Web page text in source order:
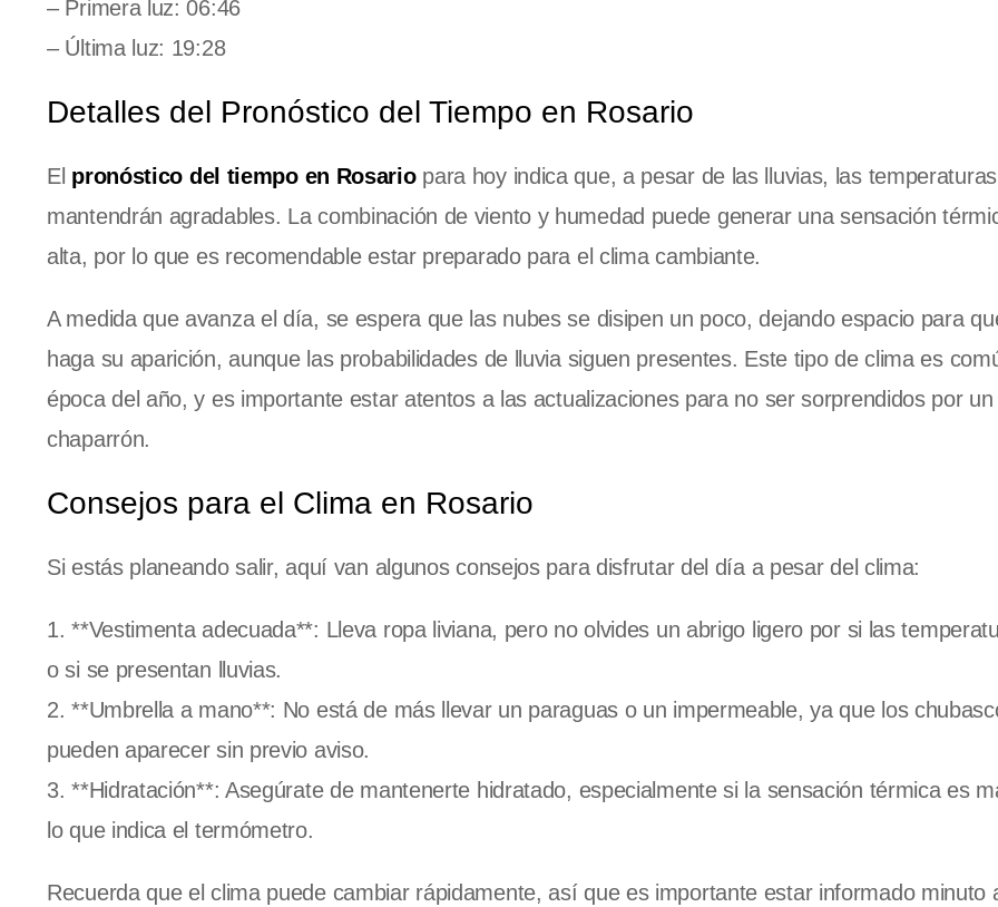
– Primera luz: 06:46
– Última luz: 19:28
Detalles del Pronóstico del Tiempo en Rosario
El pronóstico del tiempo en Rosariopara hoy indica que, a pesar de las lluvias, las
mantendrán agradables. La combinación de viento y humedad puede generar una sensación
alta, por lo que es recomendable estar preparado para el clima cambiante.
A medida que avanza el día, se espera que las nubes se disipen un poco, dejando espacio para
haga su aparición, aunque las probabilidades de lluvia siguen presentes. Este tipo de clima es
época del año, y es importante estar atentos a las actualizaciones para no ser sorprendidos por un
chaparrón.
Consejos para el Clima en Rosario
Si estás planeando salir, aquí van algunos consejos para disfrutar del día a pesar del clima:
1. **Vestimenta adecuada**: Lleva ropa liviana, pero no olvides un abrigo ligero por si las
o si se presentan lluvias.
2. **Umbrella a mano**: No está de más llevar un paraguas o un impermeable, ya que los
pueden aparecer sin previo aviso.
3. **Hidratación**: Asegúrate de mantenerte hidratado, especialmente si la sensación térmica es
lo que indica el termómetro.
Recuerda que el clima puede cambiar rápidamente, así que es importante estar informado minuto